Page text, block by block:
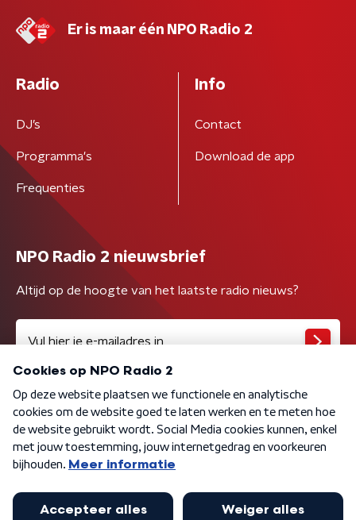
Er is maar één NPO Radio 2
Radio
DJ’s
Programma's
Frequenties
Info
Contact
Download de app
NPO Radio 2 nieuwsbrief
Altijd op de hoogte van het laatste radio nieuws?
Algemene voorwaarden